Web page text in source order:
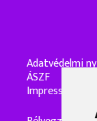
Adatvédelmi
ÁSZF
Impresszum